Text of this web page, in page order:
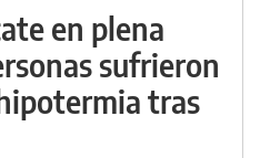
en plena
sufrieron
tras